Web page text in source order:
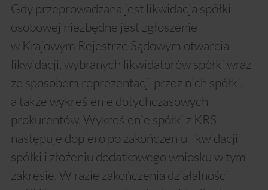
Gdy przeprowadzana jest likwidacja spółki
osobowej niezbędne jest zgłoszenie
w Krajowym Rejestrze Sądowym otwarcia
likwidacji, wybranych likwidatorów spółki wraz
ze sposobem reprezentacji przez nich spółki,
a także wykreślenie dotychczasowych
prokurentów. Wykreślenie spółki z KRS
następuje dopiero po zakończeniu likwidacji
spółki i złożeniu dodatkowego wniosku w tym
zakresie. W razie zakończenia działalności